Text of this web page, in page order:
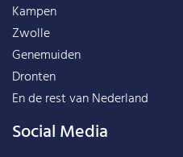
Kampen
Zwolle
Genemuiden
Dronten
En de rest vanNederland
Social Media